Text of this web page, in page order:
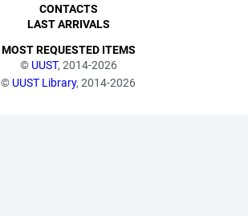
© UUST, 2014-2026
© UUST Library, 2014-2026
CONTACTS
LAST ARRIVALS
MOST REQUESTED ITEMS